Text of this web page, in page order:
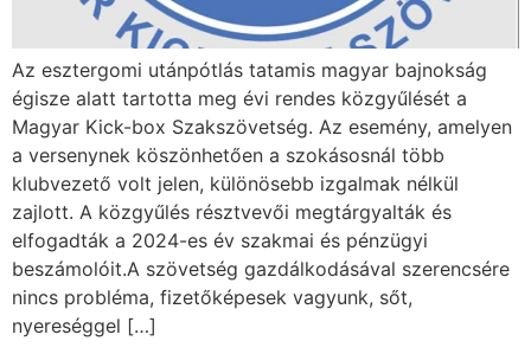
Az esztergomi utánpótlás tatamis magyar bajnokság
égisze alatt tartotta meg évi rendes közgyűlését a
Magyar Kick-box Szakszövetség. Az esemény, amelyen
a versenynek köszönhetően a szokásosnál több
klubvezető volt jelen, különösebb izgalmak nélkül
zajlott. A közgyűlés résztvevői megtárgyalták és
elfogadták a 2024-es év szakmai és pénzügyi
beszámolóit.A szövetség gazdálkodásával szerencsére
nincs probléma, fizetőképesek vagyunk, sőt,
nyereséggel […]